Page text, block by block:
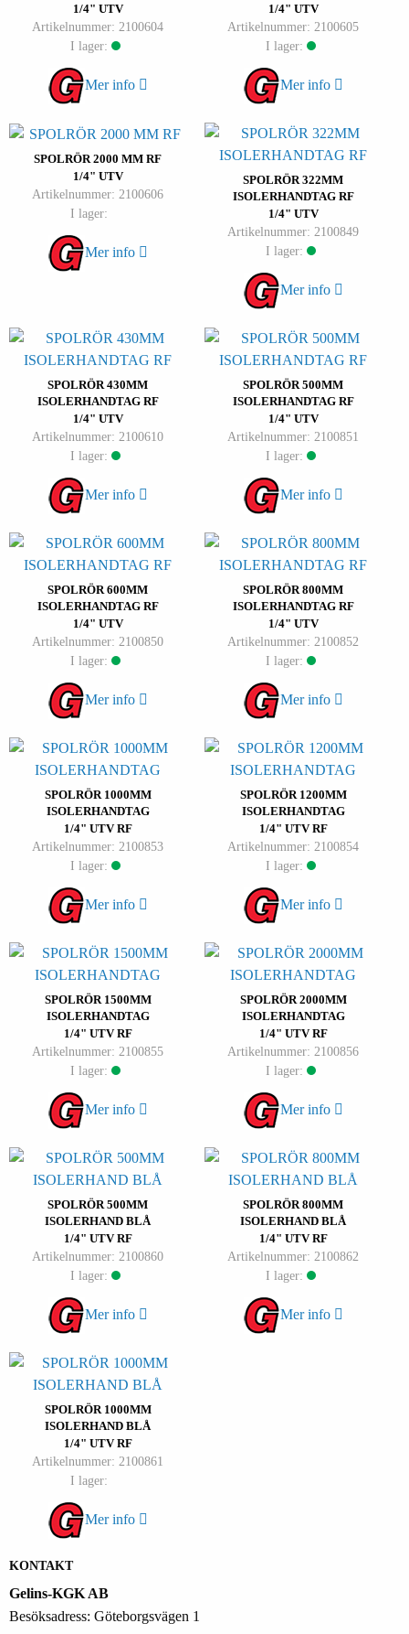
1/4" UTV
Artikelnummer: 2100604
I lager:
Mer info
1/4" UTV
Artikelnummer: 2100605
I lager:
Mer info
SPOLRÖR 2000 MM RF
1/4" UTV
Artikelnummer: 2100606
I lager:
Mer info
SPOLRÖR 322MM
ISOLERHANDTAG RF
1/4" UTV
Artikelnummer: 2100849
I lager:
Mer info
SPOLRÖR 430MM
ISOLERHANDTAG RF
1/4" UTV
Artikelnummer: 2100610
I lager:
Mer info
SPOLRÖR 500MM
ISOLERHANDTAG RF
1/4" UTV
Artikelnummer: 2100851
I lager:
Mer info
SPOLRÖR 600MM
ISOLERHANDTAG RF
1/4" UTV
Artikelnummer: 2100850
I lager:
Mer info
SPOLRÖR 800MM
ISOLERHANDTAG RF
1/4" UTV
Artikelnummer: 2100852
I lager:
Mer info
SPOLRÖR 1000MM
ISOLERHANDTAG
1/4" UTV RF
Artikelnummer: 2100853
I lager:
Mer info
SPOLRÖR 1200MM
ISOLERHANDTAG
1/4" UTV RF
Artikelnummer: 2100854
I lager:
Mer info
SPOLRÖR 1500MM
ISOLERHANDTAG
1/4" UTV RF
Artikelnummer: 2100855
I lager:
Mer info
SPOLRÖR 2000MM
ISOLERHANDTAG
1/4" UTV RF
Artikelnummer: 2100856
I lager:
Mer info
SPOLRÖR 500MM
ISOLERHAND BLÅ
1/4" UTV RF
Artikelnummer: 2100860
I lager:
Mer info
SPOLRÖR 800MM
ISOLERHAND BLÅ
1/4" UTV RF
Artikelnummer: 2100862
I lager:
Mer info
SPOLRÖR 1000MM
ISOLERHAND BLÅ
1/4" UTV RF
Artikelnummer: 2100861
I lager:
Mer info
KONTAKT
Gelins-KGK AB
Besöksadress: Göteborgsvägen 1